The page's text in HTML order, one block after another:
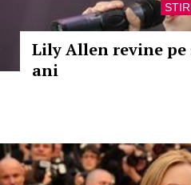
Lily Allen revine pe
ani